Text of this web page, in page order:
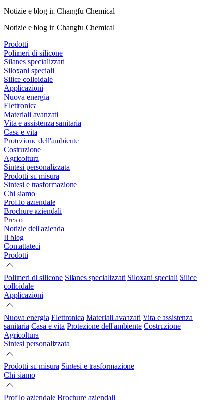
Notizie e blog in Changfu Chemical
Notizie e blog in Changfu Chemical
Prodotti
Polimeri di silicone
Silanes specializzati
Siloxani speciali
Silice colloidale
Applicazioni
Nuova energia
Elettronica
Materiali avanzati
Vita e assistenza sanitaria
Casa e vita
Protezione dell'ambiente
Costruzione
Agricoltura
Sintesi personalizzata
Prodotti su misura
Sintesi e trasformazione
Chi siamo
Profilo aziendale
Brochure aziendali
Presto
Notizie dell'azienda
Il blog
Contattateci
Prodotti
Polimeri di silicone Silanes specializzati Siloxani speciali Silice
colloidale
Applicazioni
Nuova energia Elettronica Materiali avanzati Vita e assistenza
sanitaria Casa e vita Protezione dell'ambiente Costruzione
Agricoltura
Sintesi personalizzata
Prodotti su misura Sintesi e trasformazione
Chi siamo
Profilo aziendale Brochure aziendali